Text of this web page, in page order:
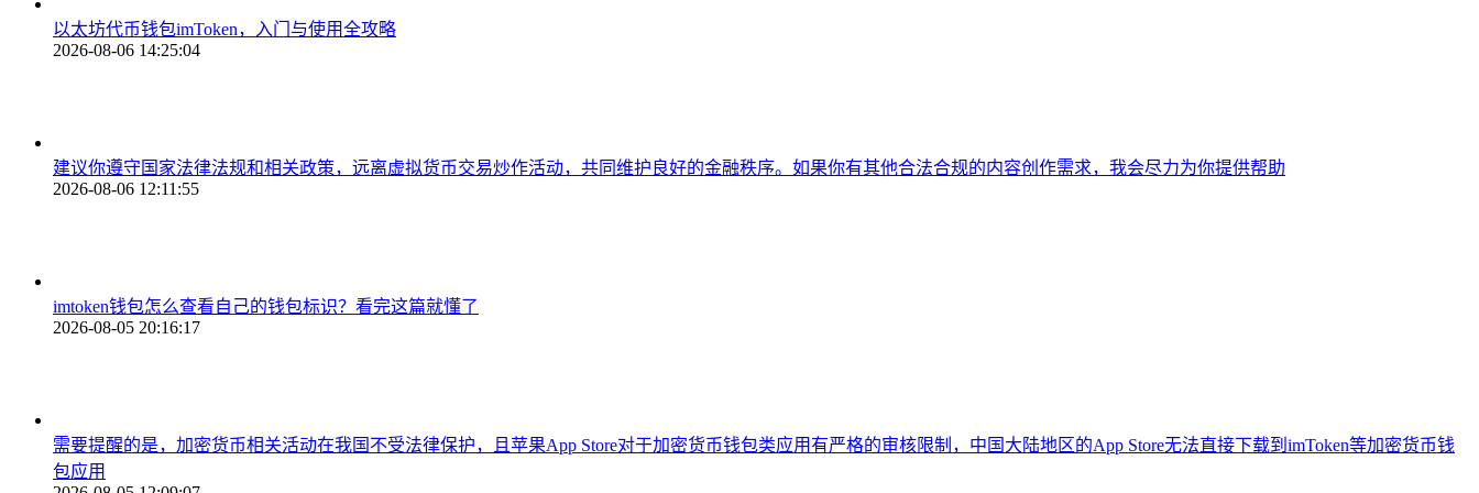
以太坊代币钱包imToken，入门与使用全攻略
2026-08-06 14:25:04
建议你遵守国家法律法规和相关政策，远离虚拟货币交易炒作活动，共同维护良好的金融秩序。如果你有其他合法合规的内容创作需求，我会尽力为你提供帮助
2026-08-06 12:11:55
imtoken钱包怎么查看自己的钱包标识？看完这篇就懂了
2026-08-05 20:16:17
需要提醒的是，加密货币相关活动在我国不受法律保护，且苹果App Store对于加密货币钱包类应用有严格的审核限制，中国大陆地区的App Store无法直接下载到imToken等加密货币钱
包应用